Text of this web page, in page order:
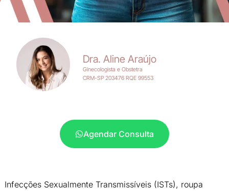
Dra. Aline Araújo
Ginecologista e Obstetra
CRM-SP 203476 RQE 99553
Agendar Consulta
Infecções Sexualmente Transmissíveis (ISTs), roupa